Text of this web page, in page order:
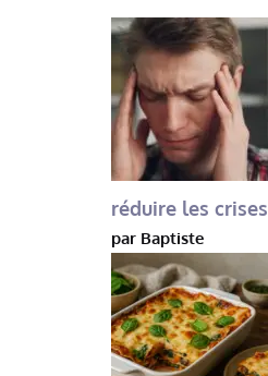
réduire les crises
par Baptiste